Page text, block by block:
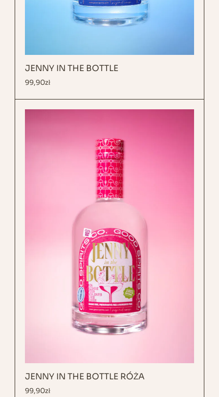
JENNY IN THE BOTTLE
99,90zł
JENNY IN THE BOTTLE RÓŻA
99,90zł